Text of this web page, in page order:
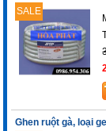
SALE
Ghen ruột gà, loại